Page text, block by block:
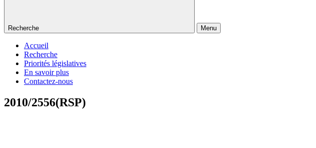
Recherche Menu
Accueil
Recherche
Priorités législatives
En savoir plus
Contactez-nous
2010/2556(RSP)